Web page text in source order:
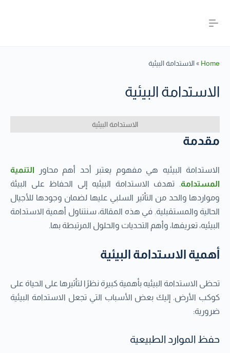
Home
»الاستدامة البيئية
الاستدامة البيئية
الاستدامة البيئية
مقدمة
الاستدامة البيئيه هي مفهوم يعتبر أحد أهم محاور التنمية
المستدامة. تهدف الاستدامة البيئيه إلى الحفاظ على البيئة
ومواردها والحد من التأثير السلبي عليها لضمان وجودها للأجيال
الحالية والمستقبلية. في هذه المقالة، سنتناول أهمية الاستدامة
البيئيه، تعريفها، وأهم التحديات والحلول المرتبطة بها.
أهمية الاستدامة البيئية
تحظى الاستدامة البيئيه بأهمية كبيرة نظرًا لتأثيرها على الحياة على
كوكب الأرض. إليك بعض الأسباب التي تجعل الاستدامة البيئية
ضرورية:
حفظ الموارد الطبيعية